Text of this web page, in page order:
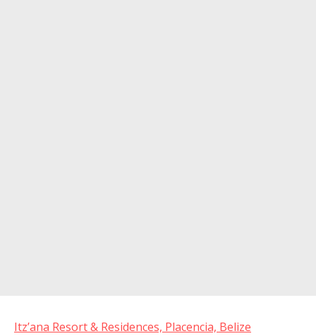
Itz’ana Resort & Residences, Placencia, Belize